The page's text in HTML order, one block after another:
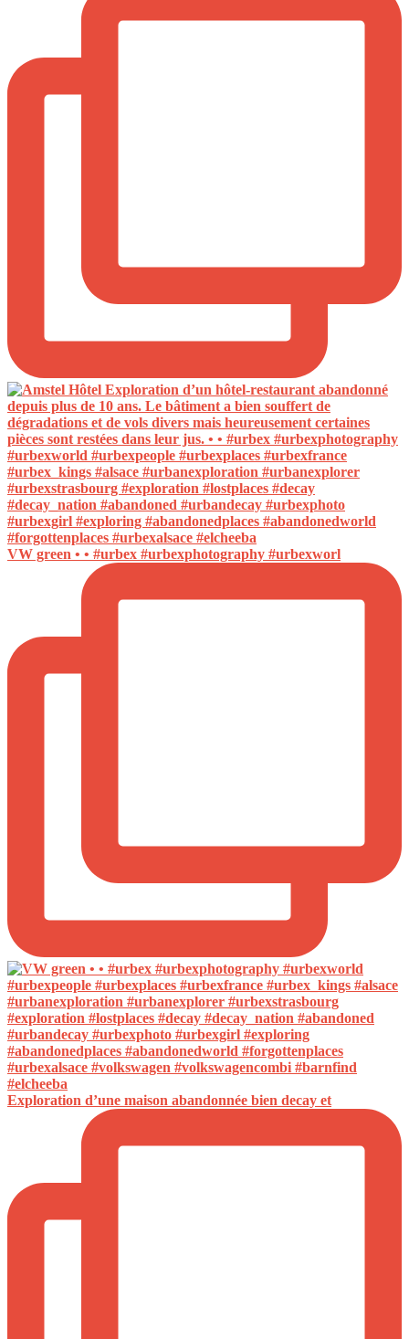
VW green • • #urbex #urbexphotography #urbexworl
Exploration d’une maison abandonnée bien decay et